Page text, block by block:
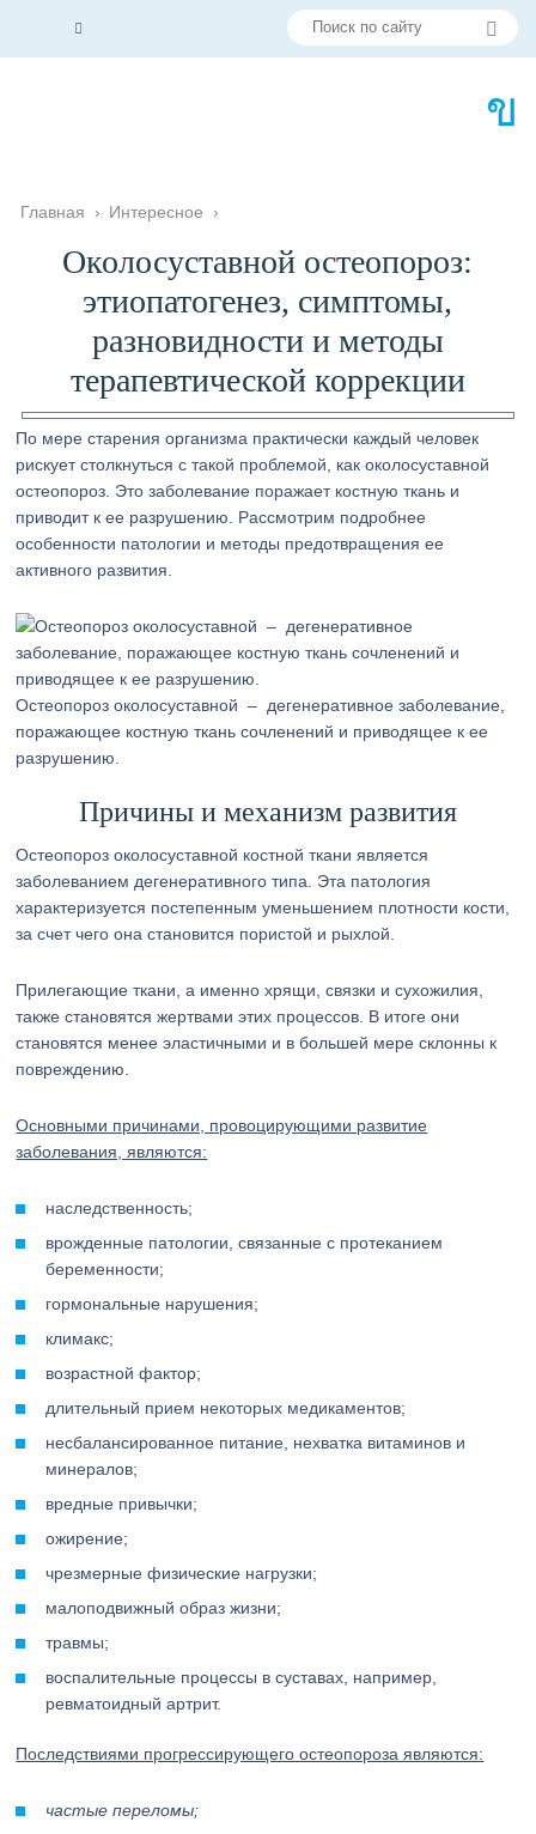
Главная › Интересное ›
Околосуставной остеопороз:
этиопатогенез, симптомы,
разновидности и методы
терапевтической коррекции
По мере старения организма практически каждый человек
рискует столкнуться с такой проблемой, как околосуставной
остеопороз. Это заболевание поражает костную ткань и
приводит к ее разрушению. Рассмотрим подробнее
особенности патологии и методы предотвращения ее
активного развития.
Остеопороз околосуставной – дегенеративное заболевание,
поражающее костную ткань сочленений и приводящее к ее
разрушению.
Причины и механизм развития
Остеопороз околосуставной костной ткани является
заболеванием дегенеративного типа. Эта патология
характеризуется постепенным уменьшением плотности кости,
за счет чего она становится пористой и рыхлой.
Прилегающие ткани, а именно хрящи, связки и сухожилия,
также становятся жертвами этих процессов. В итоге они
становятся менее эластичными и в большей мере склонны к
повреждению.
Основными причинами, провоцирующими развитие
заболевания, являются:
наследственность;
врожденные патологии, связанные с протеканием
беременности;
гормональные нарушения;
климакс;
возрастной фактор;
длительный прием некоторых медикаментов;
несбалансированное питание, нехватка витаминов и
минералов;
вредные привычки;
ожирение;
чрезмерные физические нагрузки;
малоподвижный образ жизни;
травмы;
воспалительные процессы в суставах, например,
ревматоидный артрит.
Последствиями прогрессирующего остеопороза являются:
частые переломы;